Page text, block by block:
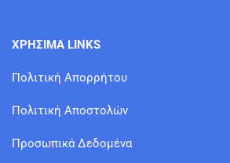
ΧΡΗΣΙΜΑ LINKS
Πολιτική Απορρήτου
Πολιτική Αποστολών
Προσωπικά Δεδομένα